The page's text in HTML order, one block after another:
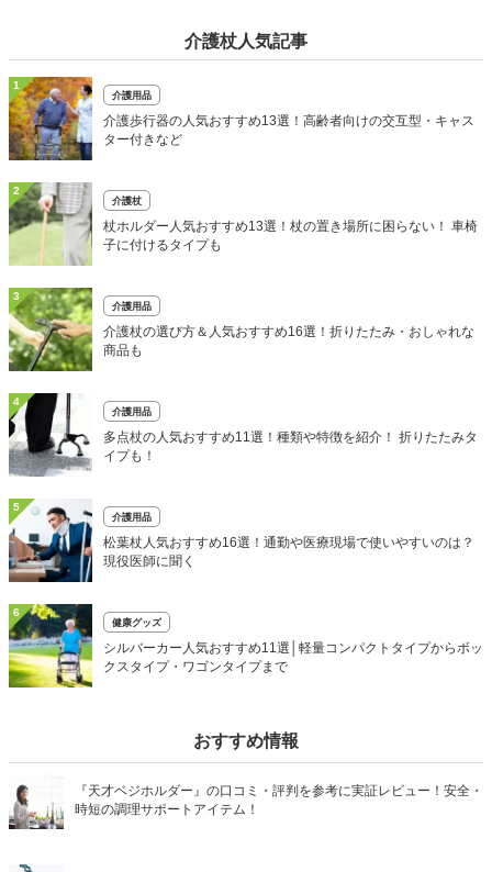
介護杖人気記事
1
介護用品
介護歩行器の人気おすすめ13選！高齢者向けの交互型・キャス
ター付きなど
2
介護杖
杖ホルダー人気おすすめ13選！杖の置き場所に困らない！ 車椅
子に付けるタイプも
3
介護用品
介護杖の選び方＆人気おすすめ16選！折りたたみ・おしゃれな
商品も
4
介護用品
多点杖の人気おすすめ11選！種類や特徴を紹介！ 折りたたみタ
イプも！
5
介護用品
松葉杖人気おすすめ16選！通勤や医療現場で使いやすいのは？
現役医師に聞く
6
健康グッズ
シルバーカー人気おすすめ11選│軽量コンパクトタイプからボッ
クスタイプ・ワゴンタイプまで
おすすめ情報
『天才ベジホルダー』の口コミ・評判を参考に実証レビュー！安全・
時短の調理サポートアイテム！